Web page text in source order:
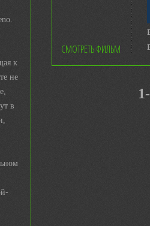
к
не
в
СМОТРЕТЬ ФИЛЬМ